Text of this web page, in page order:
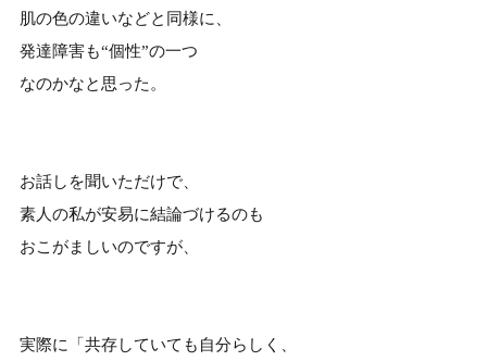
肌の色の違いなどと同様に、
発達障害も“個性”の一つ
なのかなと思った。
お話しを聞いただけで、
素人の私が安易に結論づけるのも
おこがましいのですが、
実際に「共存していても自分らしく、